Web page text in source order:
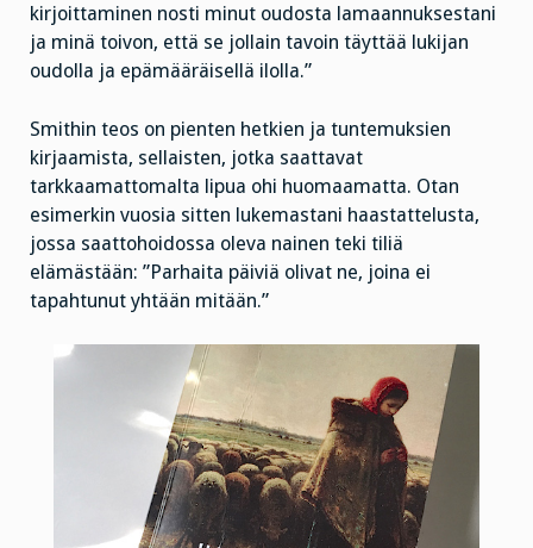
kirjoittaminen nosti minut oudosta lamaannuksestani
ja minä toivon, että se jollain tavoin täyttää lukijan
oudolla ja epämääräisellä ilolla.”
Smithin teos on pienten hetkien ja tuntemuksien
kirjaamista, sellaisten, jotka saattavat
tarkkaamattomalta lipua ohi huomaamatta. Otan
esimerkin vuosia sitten lukemastani haastattelusta,
jossa saattohoidossa oleva nainen teki tiliä
elämästään: ”Parhaita päiviä olivat ne, joina ei
tapahtunut yhtään mitään.”